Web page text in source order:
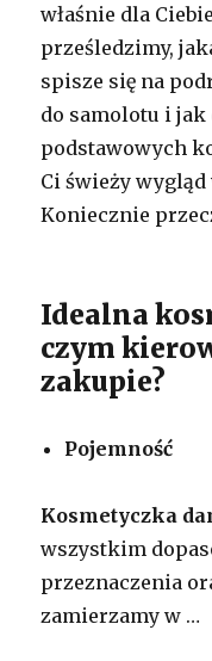
właśnie dla
prześledzimy,
spisze się na
do samolotu i jak
podstawowych
Ci świeży
Koniecznie
Idealna
czym
zakupie?
Pojemność
Kosmetyczka
wszystkim
przeznaczenia
zamierzamy w …